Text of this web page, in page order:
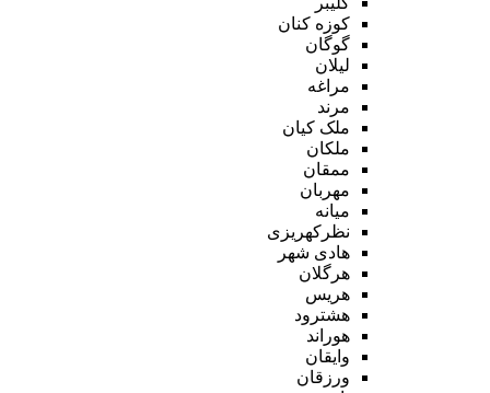
کوزه کنان
گوگان
لیلان
مراغه
مرند
ملک کیان
ملکان
ممقان
مهربان
میانه
نظرکهریزی
هادی شهر
هرگلان
هریس
هشترود
هوراند
وایقان
ورزقان